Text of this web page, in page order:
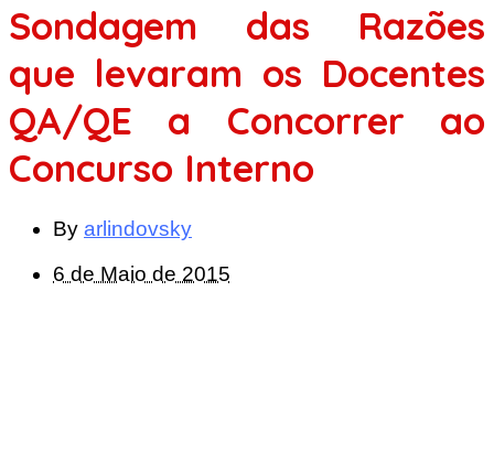
Sondagem das Razões
que levaram os Docentes
QA/QE a Concorrer ao
Concurso Interno
By arlindovsky
6 de Maio de 2015